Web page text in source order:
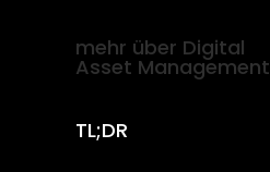
mehr über Digital
Asset Management
TL;DR